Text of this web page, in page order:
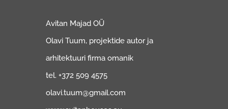
Avitan Majad OÜ
Olavi Tuum, projektide autor ja
arhitektuuri firma omanik
tel. +372 509 4575
olavi.tuum@gmail.com